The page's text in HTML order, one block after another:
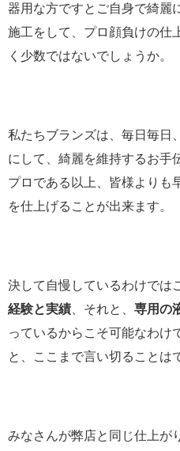
器用な方ですとご自身で綺麗
施工をして、プロ顔負けの仕
く少数ではないでしょうか。
私たちブランズは、毎日毎日
にして、綺麗を維持するお手
プロである以上、皆様よりも
を仕上げることが出来ます。
決して自慢しているわけでは
経験と実績 、それと、 専用の
っているからこそ可能なわけ
と、ここまで言い切ることは
みなさんが弊店と同じ仕上が